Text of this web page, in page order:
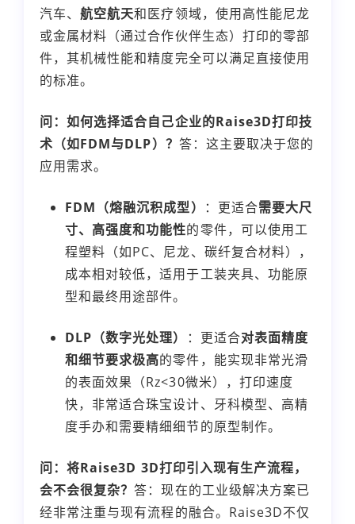
汽车、航空航天和医疗领域，使用高性能尼龙
或金属材料（通过合作伙伴生态）打印的零部
件，其机械性能和精度完全可以满足直接使用
的标准。
问：如何选择适合自己企业的Raise3D打印技
术（如FDM与DLP）？ 答：这主要取决于您的
应用需求。
FDM（熔融沉积成型） ：更适合需要大尺
寸、高强度和功能性的零件，可以使用工
程塑料（如PC、尼龙、碳纤复合材料），
成本相对较低，适用于工装夹具、功能原
型和最终用途部件。
DLP（数字光处理） ：更适合对表面精度
和细节要求极高的零件，能实现非常光滑
的表面效果（Rz<30微米），打印速度
快，非常适合珠宝设计、牙科模型、高精
度手办和需要精细细节的原型制作。
问：将Raise3D 3D打印引入现有生产流程，
会不会很复杂？答：现在的工业级解决方案已
经非常注重与现有流程的融合。Raise3D不仅